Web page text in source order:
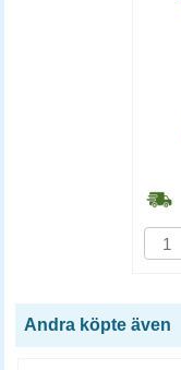
Andra köpte även